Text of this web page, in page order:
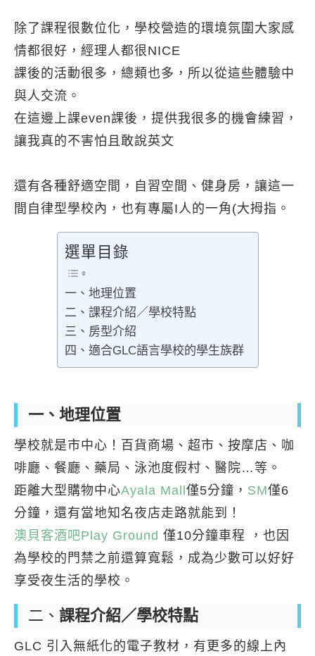
除了課程很數位化，學校營造的環境氛圍大家感
情都很好，經理人都很NICE
課後的活動很多，總類也多，所以從這些體驗中
與人交流。
在這邊上課even課後，提供我很多的機會練習，
讓我真的不害怕且敢說英文
還有各種舒適空間，自習空間、健身房，讓這一
間自律型學校內，也有專屬I人的一角(大拇指。
選單目錄
一、地理位置
二、課程介紹／學校特點
三、房型介紹
四、適合GLC語言學校的學生族群
一、地理位置
學校就是市中心！百貨商場、超市、按摩店、咖
啡廳、餐廳、藥局、泳池度假村、醫院…等。
距離大型購物中心Ayala Mall 僅5分鐘， SM僅6
分鐘，還有當地知名夜店走路就能到！
澳貝客酒吧Play Ground 僅10分鐘車程 ，也因
為學校的門禁之前還算寬鬆，成為少數可以好好
享受夜生活的學校。
二、 課程介紹／學校特點
GLC 引入無紙化的電子教材，有更多的線上內